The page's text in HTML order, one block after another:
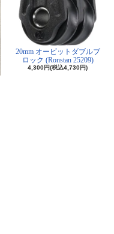
20mm オービットダブルブ
ロック (Ronstan 25209)
4,300円(税込4,730円)